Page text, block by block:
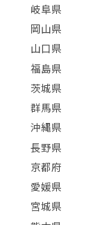
岐阜県
岡山県
山口県
福島県
茨城県
群馬県
沖縄県
長野県
京都府
愛媛県
宮城県